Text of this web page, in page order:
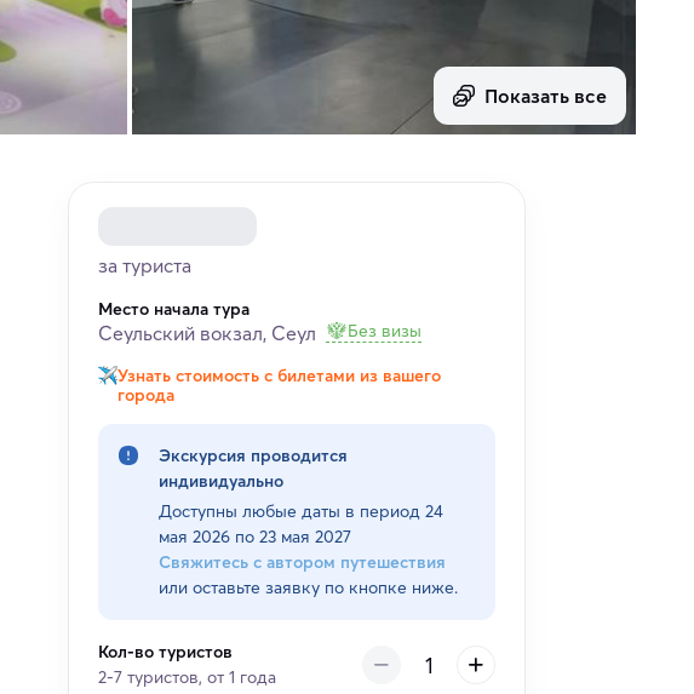
Показать все
за туриста
Место начала тура
Сеульский вокзал, Сеул Без визы
Узнать стоимость с билетами из вашего
города
Экскурсия проводится
индивидуально
Доступны любые даты в период 24
мая 2026 по 23 мая 2027
Свяжитесь с автором путешествия
или оставьте заявку по кнопке ниже.
Кол-во туристов
2-7 туристов, от 1 года